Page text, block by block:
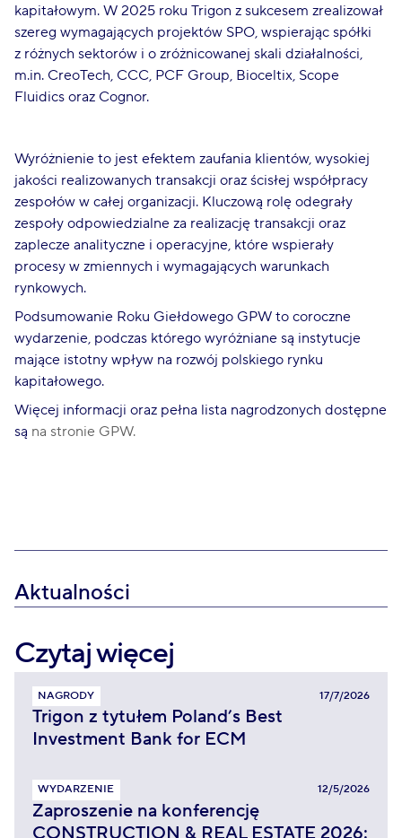
kapitałowym. W 2025 roku Trigon z sukcesem zrealizował
szereg wymagających projektów SPO, wspierając spółki
z różnych sektorów i o zróżnicowanej skali działalności,
m.in. CreoTech, CCC, PCF Group, Bioceltix, Scope
Fluidics oraz Cognor.
Wyróżnienie to jest efektem zaufania klientów, wysokiej
jakości realizowanych transakcji oraz ścisłej współpracy
zespołów w całej organizacji. Kluczową rolę odegrały
zespoły odpowiedzialne za realizację transakcji oraz
zaplecze analityczne i operacyjne, które wspierały
procesy w zmiennych i wymagających warunkach
rynkowych.
Podsumowanie Roku Giełdowego GPW to coroczne
wydarzenie, podczas którego wyróżniane są instytucje
mające istotny wpływ na rozwój polskiego rynku
kapitałowego.
Więcej informacji oraz pełna lista nagrodzonych dostępne
są na stronie GPW.
Aktualności
Czytaj więcej
NAGRODY 17/7/2026
Trigon z tytułem Poland’s Best
Investment Bank for ECM
WYDARZENIE 12/5/2026
Zaproszenie na konferencję
CONSTRUCTION & REAL ESTATE 2026: